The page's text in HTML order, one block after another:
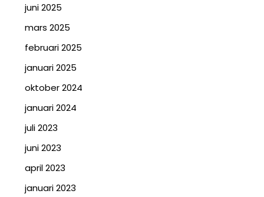
juni 2025
mars 2025
februari 2025
januari 2025
oktober 2024
januari 2024
juli 2023
juni 2023
april 2023
januari 2023